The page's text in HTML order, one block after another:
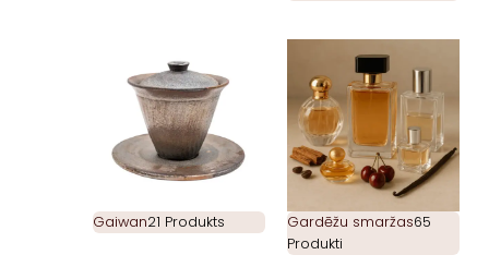
Gaiwan21 Produkts Gardēžu smaržas65
Produkti